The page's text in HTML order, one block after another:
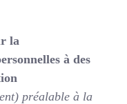
la
à des
préalable à la